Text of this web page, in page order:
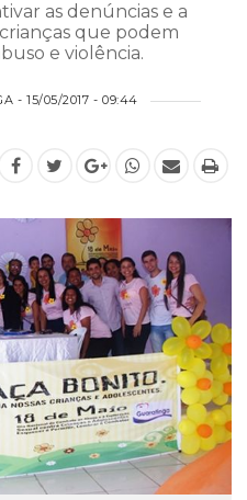
as denúncias e a
que podem
e violência.
- 15/05/2017 - 09:44